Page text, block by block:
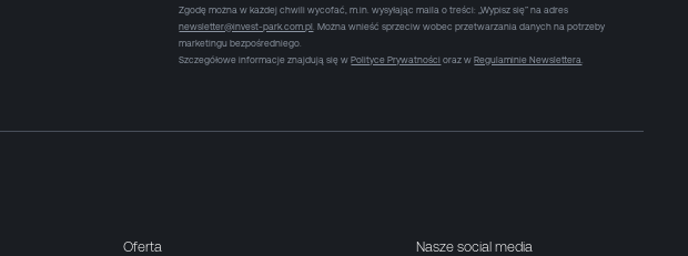
Zgodę można w każdej chwili wycofać, m.in. wysyłając maila o treści: „Wypisz się” na adres
newsletter@invest-park.com.pl . Można wnieść sprzeciw wobec przetwarzania danych na potrzeby
marketingu bezpośredniego.
Szczegółowe informacje znajdują się wPolityce Prywatności oraz wRegulaminie Newslettera
Oferta Nasze social media